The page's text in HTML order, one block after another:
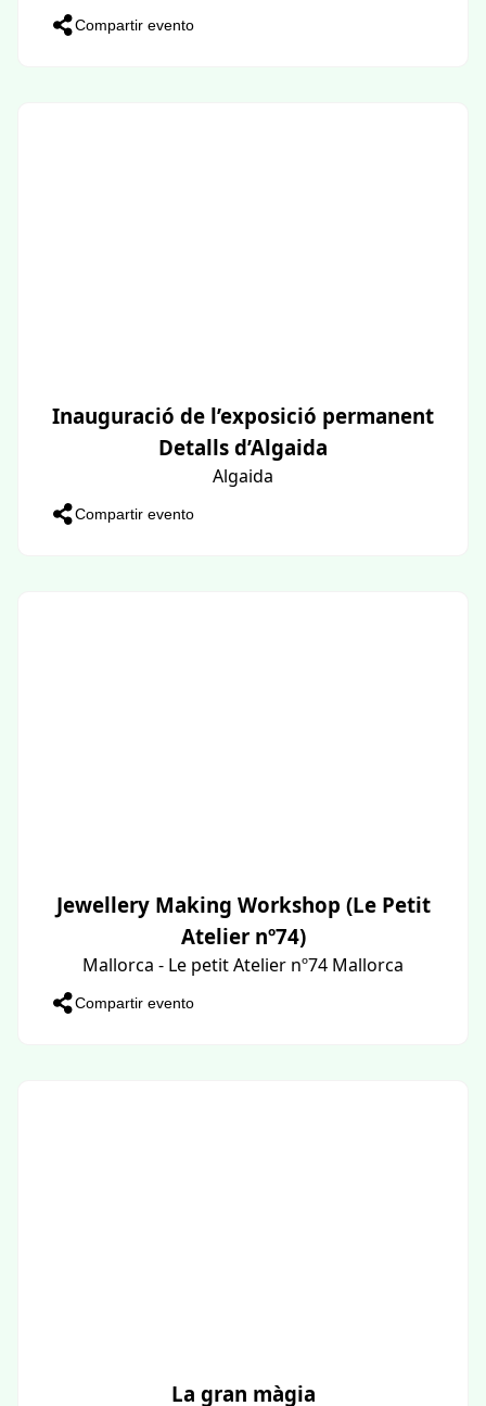
Compartir evento
Inauguració de l’exposició permanent
Detalls d’Algaida
Algaida
Compartir evento
Jewellery Making Workshop (Le Petit
Atelier nº74)
Mallorca - Le petit Atelier nº74 Mallorca
Compartir evento
La gran màgia